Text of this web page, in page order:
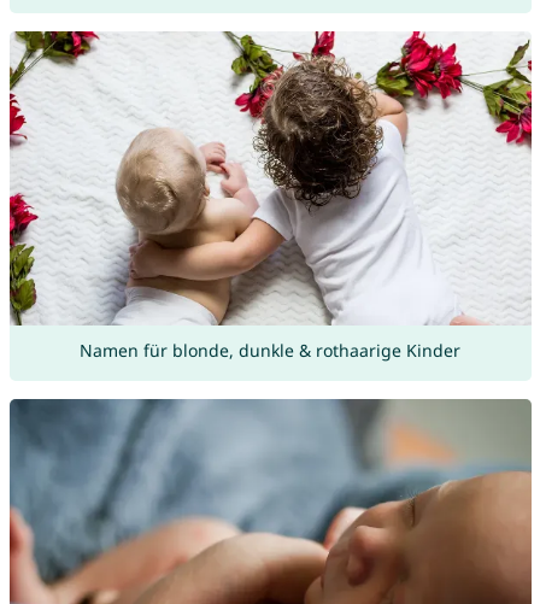
Namen für blonde, dunkle & rothaarige Kinder